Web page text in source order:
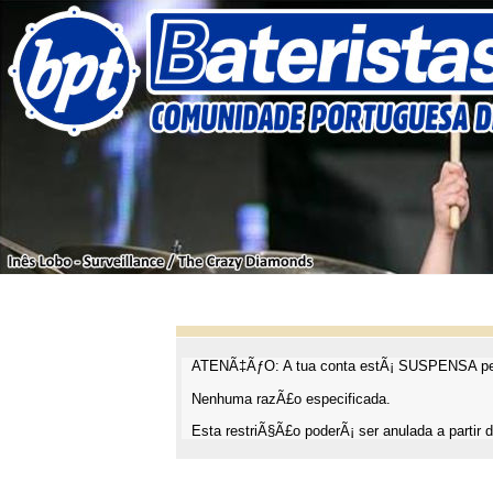
ATENÃ‡ÃƒO: A tua conta estÃ¡ SUSPENSA
Nenhuma razÃ£o especificada.
Esta restriÃ§Ã£o poderÃ¡ ser anulada a partir